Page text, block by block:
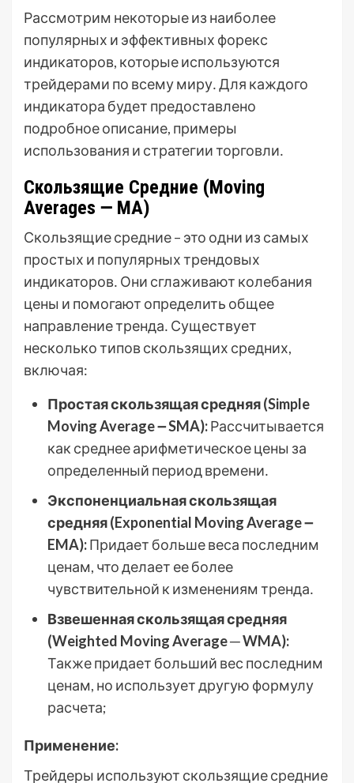
Рассмотрим некоторые из наиболее
популярных и эффективных форекс
индикаторов, которые используются
трейдерами по всему миру․ Для каждого
индикатора будет предоставлено
подробное описание, примеры
использования и стратегии торговли․
Скользящие Средние (Moving
Averages ౼ MA)
Скользящие средние – это одни из самых
простых и популярных трендовых
индикаторов․ Они сглаживают колебания
цены и помогают определить общее
направление тренда․ Существует
несколько типов скользящих средних,
включая:
Простая скользящая средняя (Simple
Moving Average ౼ SMA):Рассчитывается
как среднее арифметическое цены за
определенный период времени․
Экспоненциальная скользящая
средняя (Exponential Moving Average ౼
EMA):Придает больше веса последним
ценам, что делает ее более
чувствительной к изменениям тренда․
Взвешенная скользящая средняя
(Weighted Moving Average ─ WMA):
Также придает больший вес последним
ценам, но использует другую формулу
расчета;
Применение:
Трейдеры используют скользящие средние